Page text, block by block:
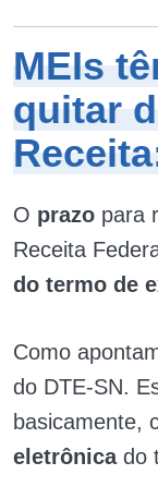
MEIs
quitar
O prazo para
Receita
do termo de
Como
do DTE-SN.
basicamente,
eletrônica do